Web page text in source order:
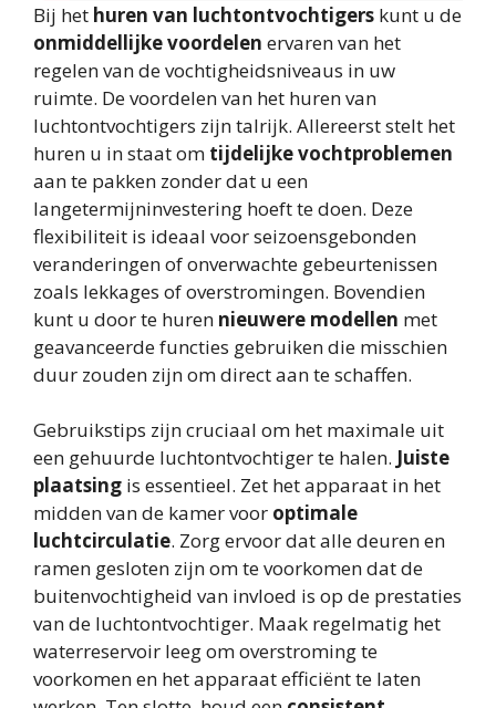
Bij het huren van luchtontvochtigers kunt u de
onmiddellijke voordelen ervaren van het
regelen van de vochtigheidsniveaus in uw
ruimte. De voordelen van het huren van
luchtontvochtigers zijn talrijk. Allereerst stelt het
huren u in staat om tijdelijke vochtproblemen
aan te pakken zonder dat u een
langetermijninvestering hoeft te doen. Deze
flexibiliteit is ideaal voor seizoensgebonden
veranderingen of onverwachte gebeurtenissen
zoals lekkages of overstromingen. Bovendien
kunt u door te huren nieuwere modellen met
geavanceerde functies gebruiken die misschien
duur zouden zijn om direct aan te schaffen.
Gebruikstips zijn cruciaal om het maximale uit
een gehuurde luchtontvochtiger te halen. Juiste
plaatsing is essentieel. Zet het apparaat in het
midden van de kamer voor optimale
luchtcirculatie. Zorg ervoor dat alle deuren en
ramen gesloten zijn om te voorkomen dat de
buitenvochtigheid van invloed is op de prestaties
van de luchtontvochtiger. Maak regelmatig het
waterreservoir leeg om overstroming te
voorkomen en het apparaat efficiënt te laten